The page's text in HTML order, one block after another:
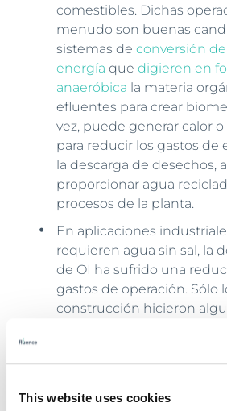
This website uses cookies
comestibles. Dichas
menudo son buenas
sistemas de conversión
energía que digieren en
anaeróbica la materia
efluentes para crear
vez, puede generar calor
para reducir los gastos de
la descarga de desechos,
proporcionar agua
procesos de la planta.
En aplicaciones
requieren agua sin sal, la
de OI ha sufrido una
gastos de operación. Sólo
construcción hicieron
únicamente para
pero lossistemas de
pequeña y mediana